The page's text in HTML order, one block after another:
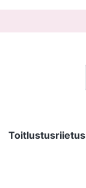
Toitlustusriietus